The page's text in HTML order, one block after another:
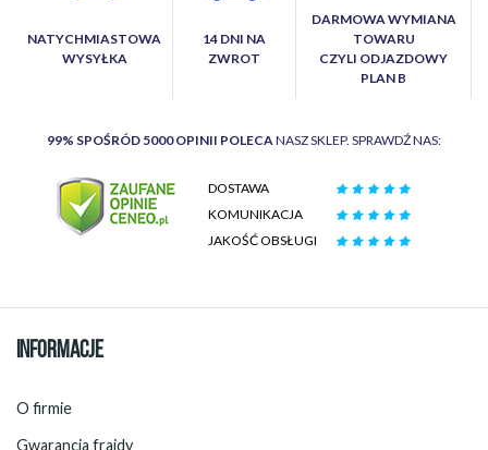
NATYCHMIASTOWA
WYSYŁKA
14 DNI NA
ZWROT
DARMOWA WYMIANA
TOWARU
CZYLI ODJAZDOWY
PLAN B
99% SPOŚRÓD 5000 OPINII POLECA NASZ SKLEP. SPRAWDŹ NAS:
DOSTAWA
KOMUNIKACJA
JAKOŚĆ OBSŁUGI
INFORMACJE
O firmie
Gwarancja frajdy